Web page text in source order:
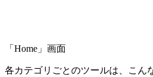
「Home」画面
各カテゴリごとのツールは、こん